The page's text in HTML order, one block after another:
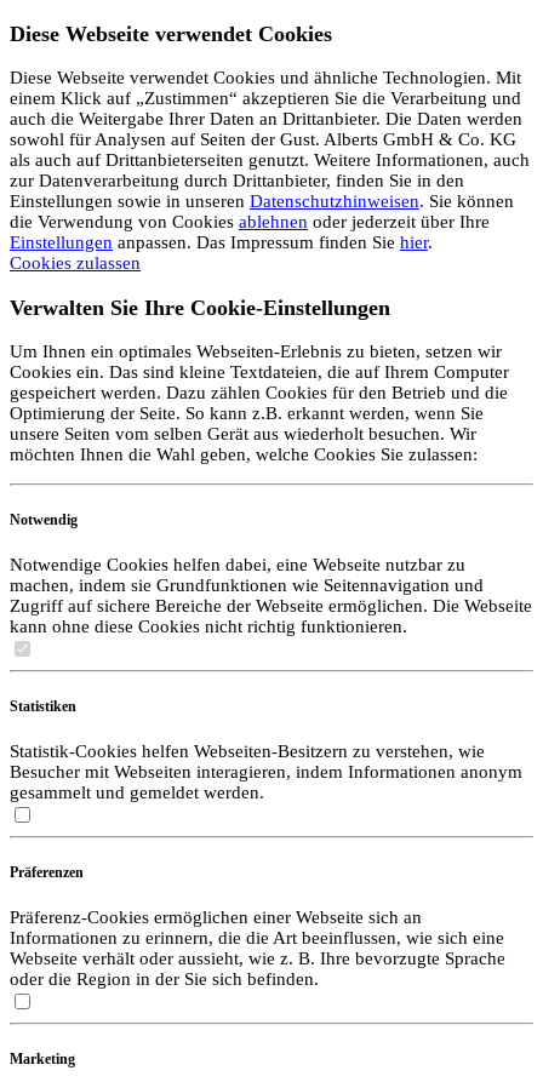
Diese Webseite verwendet Cookies
Diese Webseite verwendet Cookies und ähnliche Technologien. Mit
einem Klick auf „Zustimmen“ akzeptieren Sie die Verarbeitung und
auch die Weitergabe Ihrer Daten an Drittanbieter. Die Daten werden
sowohl für Analysen auf Seiten der Gust. Alberts GmbH & Co. KG
als auch auf Drittanbieterseiten genutzt. Weitere Informationen, auch
zur Datenverarbeitung durch Drittanbieter, finden Sie in den
Einstellungen sowie in unseren Datenschutzhinweisen. Sie können
die Verwendung von Cookies ablehnen oder jederzeit über Ihre
Einstellungen anpassen. Das Impressum finden Sie hier.
Cookies zulassen
Verwalten Sie Ihre Cookie-Einstellungen
Um Ihnen ein optimales Webseiten-Erlebnis zu bieten, setzen wir
Cookies ein. Das sind kleine Textdateien, die auf Ihrem Computer
gespeichert werden. Dazu zählen Cookies für den Betrieb und die
Optimierung der Seite. So kann z.B. erkannt werden, wenn Sie
unsere Seiten vom selben Gerät aus wiederholt besuchen. Wir
möchten Ihnen die Wahl geben, welche Cookies Sie zulassen:
Notwendig
Notwendige Cookies helfen dabei, eine Webseite nutzbar zu
machen, indem sie Grundfunktionen wie Seitennavigation und
Zugriff auf sichere Bereiche der Webseite ermöglichen. Die Webseite
kann ohne diese Cookies nicht richtig funktionieren.
Statistiken
Statistik-Cookies helfen Webseiten-Besitzern zu verstehen, wie
Besucher mit Webseiten interagieren, indem Informationen anonym
gesammelt und gemeldet werden.
Präferenzen
Präferenz-Cookies ermöglichen einer Webseite sich an
Informationen zu erinnern, die die Art beeinflussen, wie sich eine
Webseite verhält oder aussieht, wie z. B. Ihre bevorzugte Sprache
oder die Region in der Sie sich befinden.
Marketing